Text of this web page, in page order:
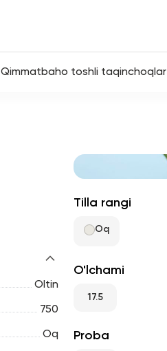
Qimmatbaho toshli taqinchoqlar
Oltin
750
Oq
Tilla rangi
Oq
O'lchami
17.5
Proba